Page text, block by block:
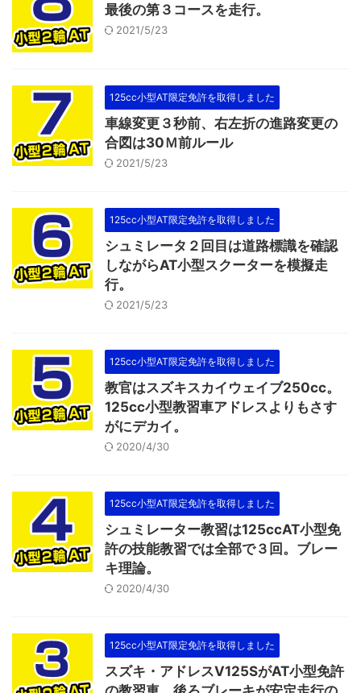
最後の第３コースを走行。
2021/5/23
125cc小型AT限定免許を取得しました
車線変更３秒前、右左折の進路変更の
合図は30Ｍ前ルール
2021/5/23
125cc小型AT限定免許を取得しました
シュミレータ２回目は道路標識を確認
しながらAT小型スクーターを模擬走
行。
2021/5/23
125cc小型AT限定免許を取得しました
教官はスズキスカイウェイブ250cc。
125cc小型教習車アドレスよりもさす
がにデカイ。
2020/4/30
125cc小型AT限定免許を取得しました
シュミレーター教習は125ccAT小型免
許の技能教習では全部で３回。ブレー
キ理論。
2020/4/30
125cc小型AT限定免許を取得しました
スズキ・アドレスV125SがAT小型免許